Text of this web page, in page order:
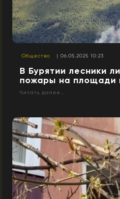
Общество | 06.05.2025 10:23
В Бурятии лесники
пожары на площади
Читать далее...